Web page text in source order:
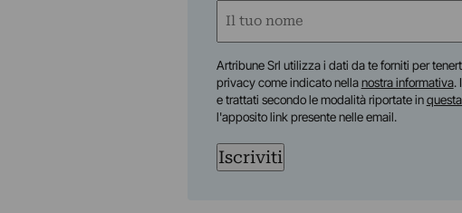
Nome
Artribune Srl utilizza i dati da te forniti per
privacy come indicato nellanostra informativa.
e trattati secondo le modalità riportate in
l'apposito link presente nelle email.
Iscriviti